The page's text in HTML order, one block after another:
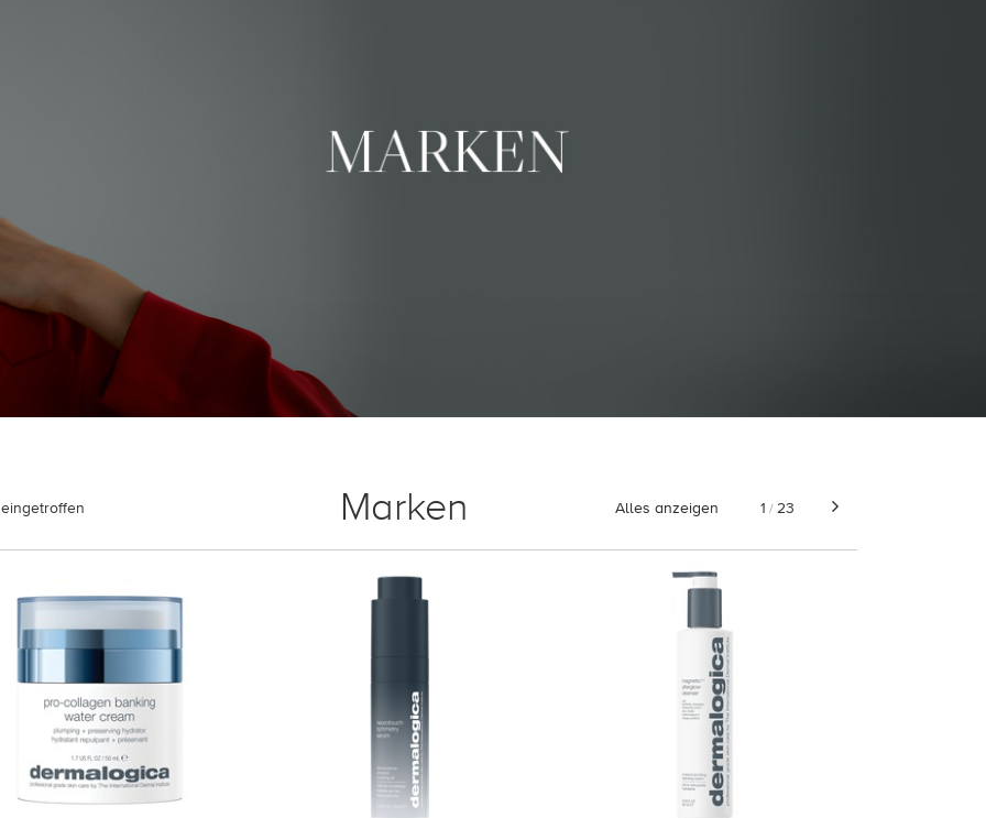
Marken Alles anzeigen 1 / 23